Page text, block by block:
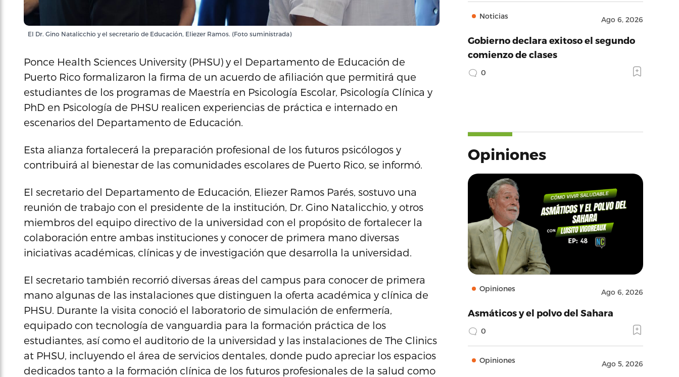
El Dr. Gino Natalicchio y el secretario de Educación, Eliezer Ramos. (Foto suministrada)
Ponce Health Sciences University (PHSU) y el Departamento de Educación de
Puerto Rico formalizaron la firma de un acuerdo de afiliación que permitirá que
estudiantes de los programas de Maestría en Psicología Escolar, Psicología Clínica y
PhD en Psicología de PHSU realicen experiencias de práctica e internado en
escenarios del Departamento de Educación.
Esta alianza fortalecerá la preparación profesional de los futuros psicólogos y
contribuirá al bienestar de las comunidades escolares de Puerto Rico, se informó.
El secretario del Departamento de Educación, Eliezer Ramos Parés, sostuvo una
reunión de trabajo con el presidente de la institución, Dr. Gino Natalicchio, y otros
miembros del equipo directivo de la universidad con el propósito de fortalecer la
colaboración entre ambas instituciones y conocer de primera mano diversas
iniciativas académicas, clínicas y de investigación que desarrolla la universidad.
El secretario también recorrió diversas áreas del campus para conocer de primera
mano algunas de las instalaciones que distinguen la oferta académica y clínica de
PHSU. Durante la visita conoció el laboratorio de simulación de enfermería,
equipado con tecnología de vanguardia para la formación práctica de los
estudiantes, así como el auditorio de la universidad y las instalaciones de The Clinics
at PHSU, incluyendo el área de servicios dentales, donde pudo apreciar los espacios
dedicados tanto a la formación clínica de los futuros profesionales de la salud como
Noticias Ago 6, 2026
Gobierno declara exitoso el segundo
comienzo de clases
0
Opiniones
Opiniones Ago 6, 2026
Asmáticos y el polvo del Sahara
0
Opiniones Ago 5, 2026